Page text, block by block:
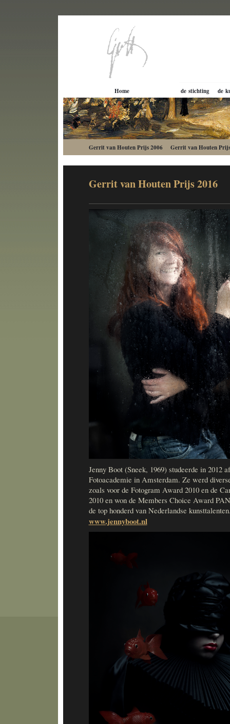
Home de stichting de
Gerrit van Houten Prijs 2006 Gerrit van Houten
Gerrit van Houten Prijs 2016
Jenny Boot (Sneek, 1969) studeerde in 2012
Fotoacademie in Amsterdam. Ze werd
zoals voor de Fotogram Award 2010 en de
2010 en won de Members Choice Award
de top honderd van Nederlandse
www.jennyboot.nl